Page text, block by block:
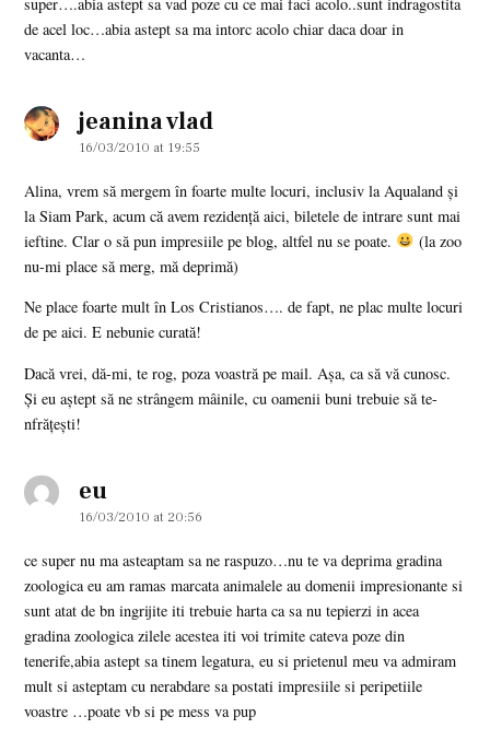
de acel loc…abia astept sa ma intorc acolo chiar daca doar in
vacanta…
jeanina vladsays:
16/03/2010 at 19:55
Alina, vrem să mergem în foarte multe locuri, inclusiv la Aqualand şi
la Siam Park, acum că avem rezidenţă aici, biletele de intrare sunt mai
ieftine. Clar o să pun impresiile pe blog, altfel nu se poate.
(la zoo
nu-mi place să merg, mă deprimă)
Ne place foarte mult în Los Cristianos…. de fapt, ne plac multe locuri
de pe aici. E nebunie curată!
Dacă vrei, dă-mi, te rog, poza voastră pe mail. Aşa, ca să vă cunosc.
Şi eu aştept să ne strângem mâinile, cu oamenii buni trebuie să te-
nfrăţeşti!
eu
16/03/2010 at 20:56
ce super nu ma asteaptam sa ne raspuzo…nu te va deprima gradina
zoologica eu am ramas marcata animalele au domenii impresionante si
sunt atat de bn ingrijite iti trebuie harta ca sa nu tepierzi in acea
gradina zoologica zilele acestea iti voi trimite cateva poze din
tenerife,abia astept sa tinem legatura, eu si prietenul meu va admiram
mult si asteptam cu nerabdare sa postati impresiile si peripetiile
voastre …poate vb si pe mess va pup